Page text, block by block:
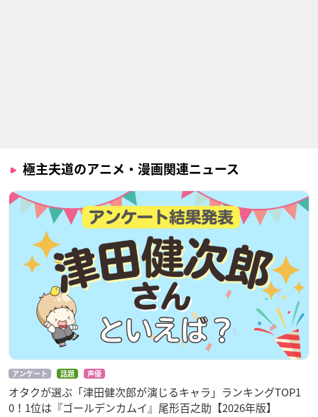
極主夫道のアニメ・漫画関連ニュース
アンケート 話題 声優
オタクが選ぶ「津田健次郎が演じるキャラ」ランキングTOP1
0！1位は『ゴールデンカムイ』尾形百之助【2026年版】